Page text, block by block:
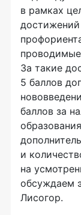
в рамках
достижений
проводимые
За такие
5 баллов
баллов за
и
на
обсуждаем
Лисогор.